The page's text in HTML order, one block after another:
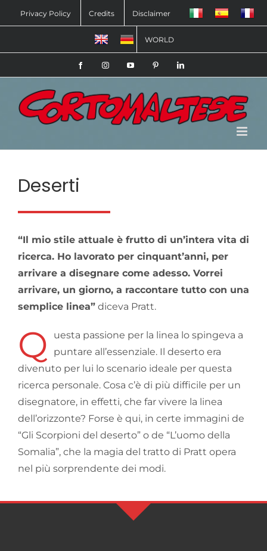
al
Privacy Policy Credits Disclaimer
WORLD
FacebookInstagramYouTube PinterestLinkedIn
Deserti
“Il mio stile attuale è frutto di un’intera vita di
ricerca. Ho lavorato per cinquant’anni, per
arrivare a disegnare come adesso. Vorrei
arrivare, un giorno, a raccontare tutto con una
semplice linea” diceva Pratt.
Q
uesta passione per la linea lo spingeva a
puntare all’essenziale. Il deserto era
divenuto per lui lo scenario ideale per questa
ricerca personale. Cosa c’è di più difficile per un
disegnatore, in effetti, che far vivere la linea
dell’orizzonte? Forse è qui, in certe immagini de
“Gli Scorpioni del deserto” o de “L’uomo della
Somalia”, che la magia del tratto di Pratt opera
nel più sorprendente dei modi.